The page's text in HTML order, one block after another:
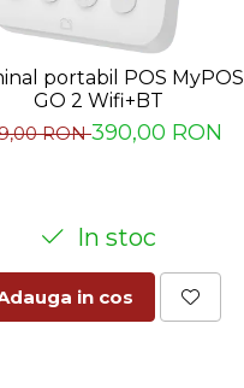
portabil POS MyPOS
GO 2 Wifi+BT
RON390,00 RON
In stoc
in cos